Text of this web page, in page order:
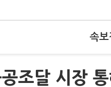
속보
조달 시장